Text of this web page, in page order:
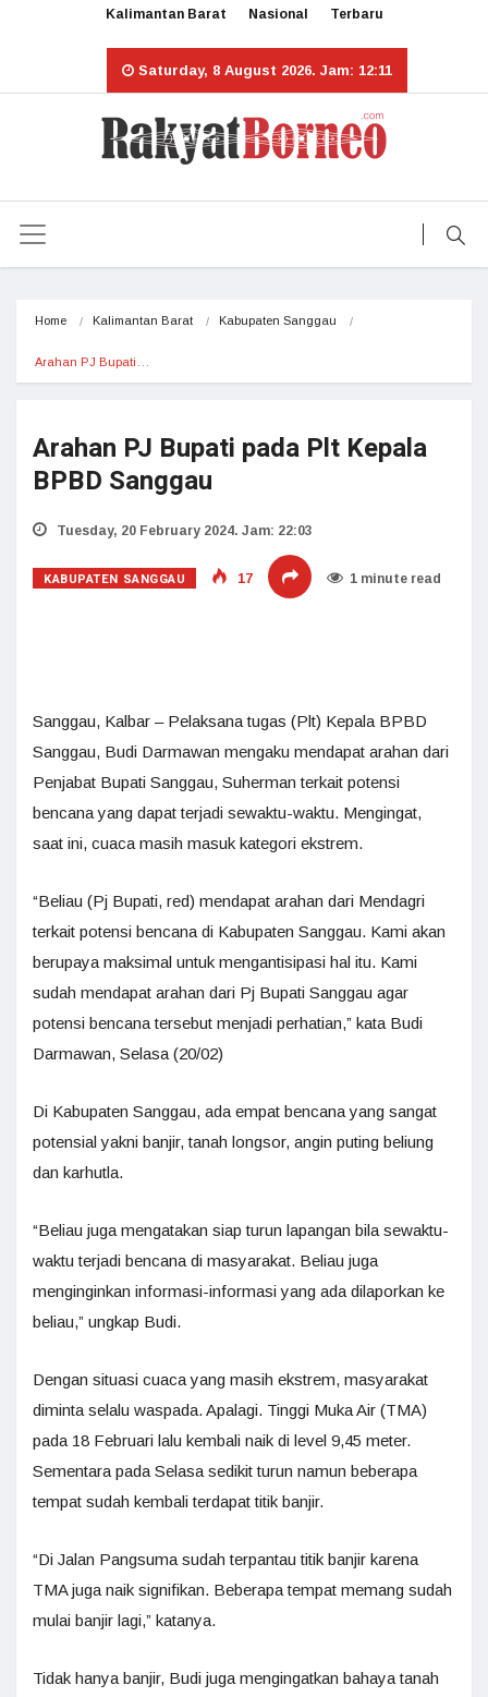
Kalimantan Barat Nasional Terbaru
Saturday, 8 August 2026. Jam: 12:11
Home Kalimantan Barat Kabupaten Sanggau
Arahan PJ Bupati…
Arahan PJ Bupati pada Plt Kepala
BPBD Sanggau
Tuesday, 20 February 2024. Jam: 22:03
KABUPATEN SANGGAU 17 1 minute read
Sanggau, Kalbar – Pelaksana tugas (Plt) Kepala BPBD
Sanggau, Budi Darmawan mengaku mendapat arahan dari
Penjabat Bupati Sanggau, Suherman terkait potensi
bencana yang dapat terjadi sewaktu-waktu. Mengingat,
saat ini, cuaca masih masuk kategori ekstrem.
“Beliau (Pj Bupati, red) mendapat arahan dari Mendagri
terkait potensi bencana di Kabupaten Sanggau. Kami akan
berupaya maksimal untuk mengantisipasi hal itu. Kami
sudah mendapat arahan dari Pj Bupati Sanggau agar
potensi bencana tersebut menjadi perhatian,” kata Budi
Darmawan, Selasa (20/02)
Di Kabupaten Sanggau, ada empat bencana yang sangat
potensial yakni banjir, tanah longsor, angin puting beliung
dan karhutla.
“Beliau juga mengatakan siap turun lapangan bila sewaktu-
waktu terjadi bencana di masyarakat. Beliau juga
menginginkan informasi-informasi yang ada dilaporkan ke
beliau,” ungkap Budi.
Dengan situasi cuaca yang masih ekstrem, masyarakat
diminta selalu waspada. Apalagi. Tinggi Muka Air (TMA)
pada 18 Februari lalu kembali naik di level 9,45 meter.
Sementara pada Selasa sedikit turun namun beberapa
tempat sudah kembali terdapat titik banjir.
“Di Jalan Pangsuma sudah terpantau titik banjir karena
TMA juga naik signifikan. Beberapa tempat memang sudah
mulai banjir lagi,” katanya.
Tidak hanya banjir, Budi juga mengingatkan bahaya tanah